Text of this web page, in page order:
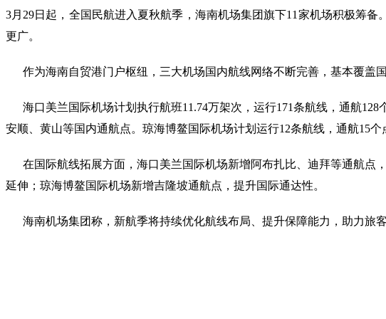
3月29日起，全国民航进入夏秋航季，海南机场集团旗下11家机场积极筹
更广。
作为海南自贸港门户枢纽，三大机场国内航线网络不断完善，基本覆盖国
海口美兰国际机场计划执行航班11.74万架次，运行171条航线，通航128
安顺、黄山等国内通航点。琼海博鳌国际机场计划运行12条航线，通航15
在国际航线拓展方面，海口美兰国际机场新增阿布扎比、迪拜等通航点
延伸；琼海博鳌国际机场新增吉隆坡通航点，提升国际通达性。
海南机场集团称，新航季将持续优化航线布局、提升保障能力，助力旅客